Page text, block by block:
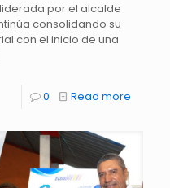
por el alcalde
consolidando su
con el inicio de una
0 Read more